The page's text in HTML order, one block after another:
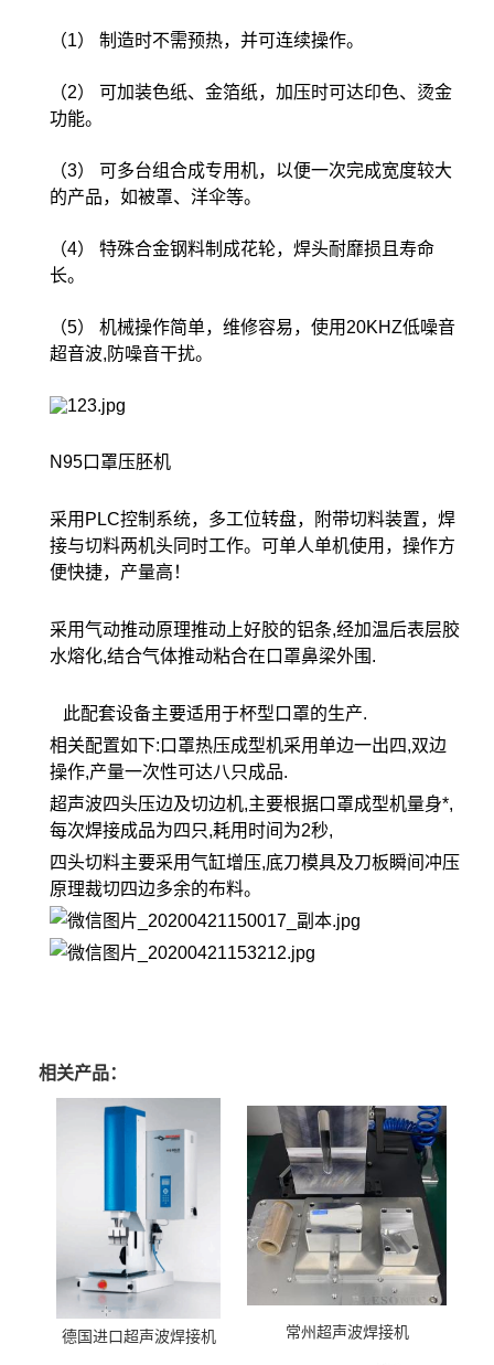
（1） 制造时不需预热，并可连续操作。
（2） 可加装色纸、金箔纸，加压时可达印色、烫金
功能。
（3） 可多台组合成专用机，以便一次完成宽度较大
的产品，如被罩、洋伞等。
（4） 特殊合金钢料制成花轮，焊头耐靡损且寿命
长。
（5） 机械操作简单，维修容易，使用20KHZ低噪音
超音波,防噪音干扰。
N95口罩压胚机
采用PLC控制系统，多工位转盘，附带切料装置，焊
接与切料两机头同时工作。可单人单机使用，操作方
便快捷，产量高！
采用气动推动原理推动上好胶的铝条,经加温后表层胶
水熔化,结合气体推动粘合在口罩鼻梁外围.
此配套设备主要适用于杯型口罩的生产.
相关配置如下:口罩热压成型机采用单边一出四,双边
操作,产量一次性可达八只成品.
超声波四头压边及切边机,主要根据口罩成型机量身*,
每次焊接成品为四只,耗用时间为2秒,
四头切料主要采用气缸增压,底刀模具及刀板瞬间冲压
原理裁切四边多余的布料。
相关产品：
德国进口超声波焊接机 常州超声波焊接机